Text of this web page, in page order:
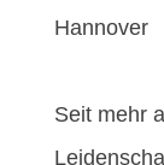
Hannover
Seit mehr